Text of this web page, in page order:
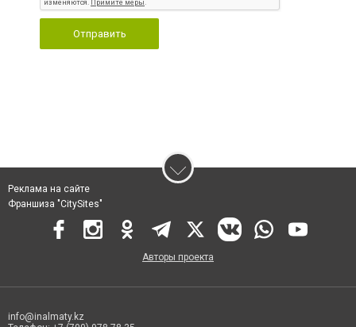
Отправить
Реклама на сайте
Франшиза "CitySites"
Авторы проекта
info@inalmaty.kz